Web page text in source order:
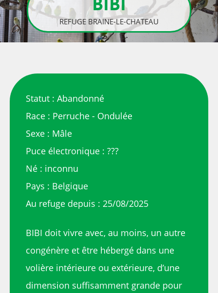
BIBI
REFUGE BRAINE-LE-CHATEAU
Statut : Abandonné
Race : Perruche - Ondulée
Sexe : Mâle
Puce électronique : ???
Né : inconnu
Pays : Belgique
Au refuge depuis : 25/08/2025
BIBI doit vivre avec, au moins, un autre
congénère et être hébergé dans une
volière intérieure ou extérieure, d’une
dimension suffisamment grande pour